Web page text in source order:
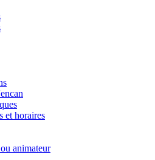
et horaires
animateur